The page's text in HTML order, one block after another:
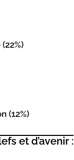
(12%)
et d’avenir :